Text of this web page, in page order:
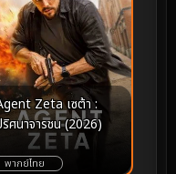
Zeta เซต้า :
ศนาจารชน (2026)
พากย์ไทย